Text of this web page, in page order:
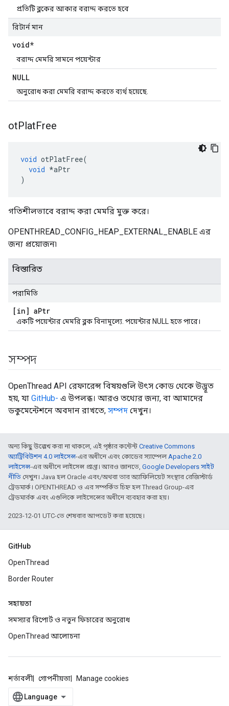
প্রতিটি ব্লকের আকার বরাদ্দ করতে হবে
রিটার্ন মান
void*
বরাদ্দ মেমরি সামনে পয়েন্টার
NULL
অনুরোধ করা মেমরি বরাদ্দ করতে ব্যর্থ হয়েছে.
otPlatFree
void otPlatFree(
void *aPtr
)
গতিশীলভাবে বরাদ্দ করা মেমরি মুক্ত করে।
OPENTHREAD_CONFIG_HEAP_EXTERNAL_ENABLE এর
জন্য প্রয়োজন৷
বিস্তারিত
পরামিতি
[in] aPtr
একটি পয়েন্টার মেমরি ব্লক বিনামূল্যে. পয়েন্টার NULL হতে পারে।
সম্পদ
OpenThread API রেফারেন্স বিষয়গুলি উৎস কোড থেকে উদ্ভূত
হয়, যা GitHub- এ উপলব্ধ। আরও তথ্যের জন্য, বা আমাদের
ডকুমেন্টেশনে অবদান রাখতে, সম্পদ দেখুন।
অন্য কিছু উল্লেখ করা না থাকলে, এই পৃষ্ঠার কন্টেন্ট Creative Commons
অ্যাট্রিবিউশন 4.0 লাইসেন্স-এর অধীনে এবং কোডের স্যাম্পেলApache 2.0
লাইসেন্স-এর অধীনে লাইসেন্স প্রাপ্ত। আরও জানতে, Google Developers সাইট
নীতি দেখুন। Java হল Oracle এবং/অথবা তার অ্যাফিলিয়েট সংস্থার রেজিস্টার্ড
ট্রেডমার্ক। OPENTHREAD ও এর সম্পর্কিত চিহ্ন হল Thread Group-এর
ট্রেডমার্রক এবং এগুলিকে লাইসেন্সের অধীনে ব্যবহার করা হয়।
2023-12-01 UTC-তে শেষবার আপডেট করা হয়েছে।
GitHub
OpenThread
Border Router
সহায়তা
সমস্যার রিপোর্ট ও নতুন ফিচারের অনুরোধ
OpenThread আলোচনা
শর্তাবলী গোপনীয়তা Manage cookies